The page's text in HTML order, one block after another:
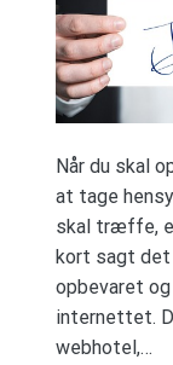
Når du skal
at tage
skal træffe,
kort sagt det
opbevaret
internettet.
webhotel,…